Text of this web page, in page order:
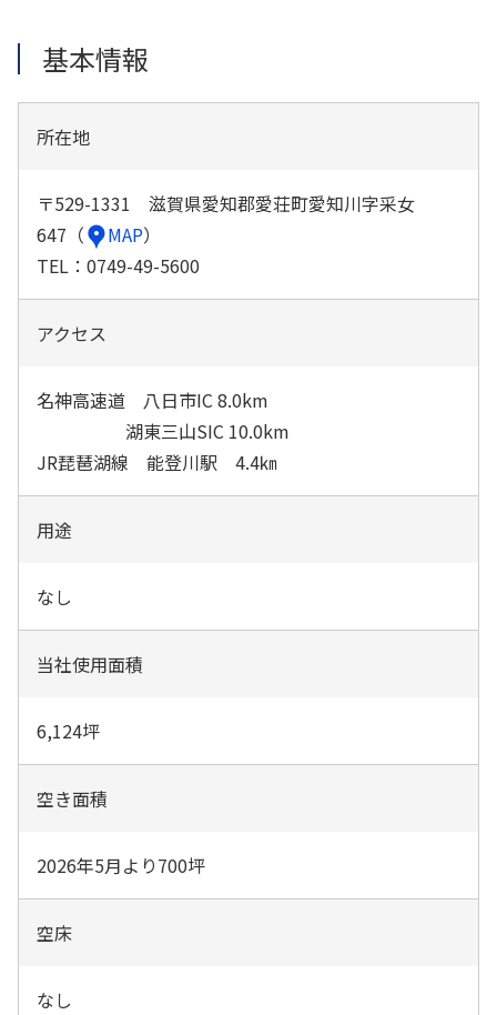
有価証券報告書
決算補足説明資料
株主通信
基本情報
所在地
〒529-1331 滋賀県愛知郡愛荘町愛知川字采女
647（
MAP）
TEL：0749-49-5600
アクセス
名神高速道 八日市IC 8.0km
湖東三山SIC 10.0km
JR琵琶湖線 能登川駅 4.4㎞
用途
なし
当社使用面積
6,124坪
空き面積
2026年5月より700坪
空床
なし